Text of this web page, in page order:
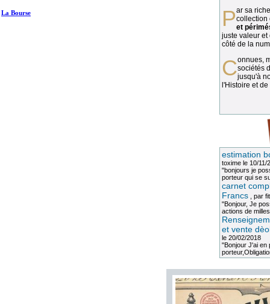
La Bourse Par sa richesse et sa diversité, lacollection
et
juste valeur et
côté de la
Connues, méconnues, ou inconnues, lessociétés
jusqu'à
l'Histoire et
estimation
toximele 10/11/
"bonjours je
porteur qui se
carnet
Francs, par
"Bonjour, Je
actions de
et vente
le 20/02/2018
"Bonjour J'ai en